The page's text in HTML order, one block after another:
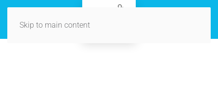
Skip to main content